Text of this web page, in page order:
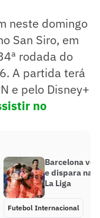
neste domingo
San Siro, em
rodada do
A partida terá
e pelo Disney+
no
Barcelona
e dispara na
La Liga
Futebol Internacional